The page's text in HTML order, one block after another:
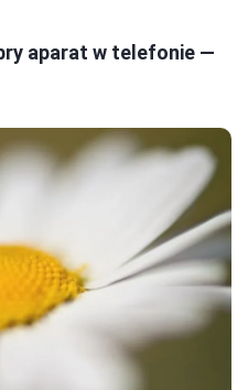
aparat w telefonie —